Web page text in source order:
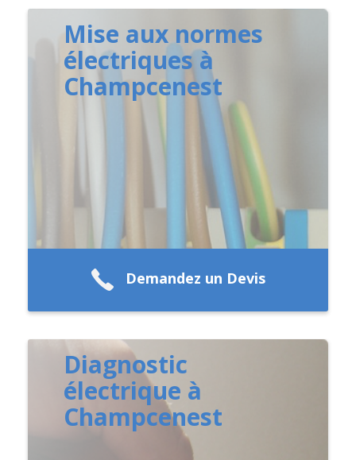
Mise aux normes
électriques à
Champcenest
Demandez un Devis
Diagnostic
électrique à
Champcenest